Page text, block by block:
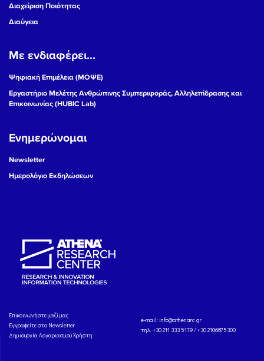
Διαχείριση Ποιότητας
Διαύγεια
Με ενδιαφέρει...
Ψηφιακή Επιμέλεια (ΜΟΨΕ)
Εργαστήριο Μελέτης Ανθρώπινης Συμπεριφοράς, Αλληλεπίδρασης και
Επικοινωνίας (HUBIC Lab)
Ενημερώνομαι
Newsletter
Ημερολόγιο Εκδηλώσεων
Eπικοινωνήστε μαζί μας
Εγγραφείτε στο Newsletter
Δημιουργία Λογαριασμού Χρήστη
e-mail: info@athenarc.gr
τηλ. +30 211 333 5179 / +30 2106875300